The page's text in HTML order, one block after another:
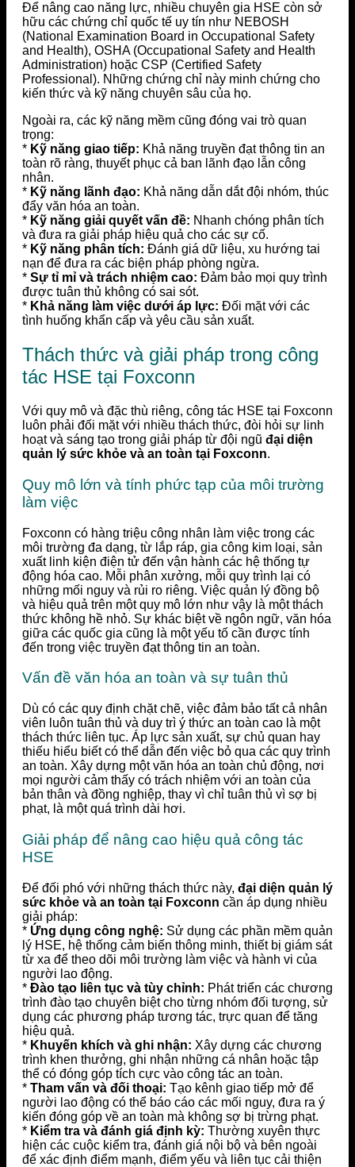
Để nâng cao năng lực, nhiều chuyên gia HSE còn sở
hữu các chứng chỉ quốc tế uy tín như NEBOSH
(National Examination Board in Occupational Safety
and Health), OSHA (Occupational Safety and Health
Administration) hoặc CSP (Certified Safety
Professional). Những chứng chỉ này minh chứng cho
kiến thức và kỹ năng chuyên sâu của họ.
Ngoài ra, các kỹ năng mềm cũng đóng vai trò quan
trọng:
* Kỹ năng giao tiếp: Khả năng truyền đạt thông tin an
toàn rõ ràng, thuyết phục cả ban lãnh đạo lẫn công
nhân.
* Kỹ năng lãnh đạo: Khả năng dẫn dắt đội nhóm, thúc
đẩy văn hóa an toàn.
* Kỹ năng giải quyết vấn đề: Nhanh chóng phân tích
và đưa ra giải pháp hiệu quả cho các sự cố.
* Kỹ năng phân tích: Đánh giá dữ liệu, xu hướng tai
nạn để đưa ra các biện pháp phòng ngừa.
* Sự tỉ mỉ và trách nhiệm cao: Đảm bảo mọi quy trình
được tuân thủ không có sai sót.
* Khả năng làm việc dưới áp lực: Đối mặt với các
tình huống khẩn cấp và yêu cầu sản xuất.
Thách thức và giải pháp trong công
tác HSE tại Foxconn
Với quy mô và đặc thù riêng, công tác HSE tại Foxconn
luôn phải đối mặt với nhiều thách thức, đòi hỏi sự linh
hoạt và sáng tạo trong giải pháp từ đội ngũ đại diện
quản lý sức khỏe và an toàn tại Foxconn.
Quy mô lớn và tính phức tạp của môi trường
làm việc
Foxconn có hàng triệu công nhân làm việc trong các
môi trường đa dạng, từ lắp ráp, gia công kim loại, sản
xuất linh kiện điện tử đến vận hành các hệ thống tự
động hóa cao. Mỗi phân xưởng, mỗi quy trình lại có
những mối nguy và rủi ro riêng. Việc quản lý đồng bộ
và hiệu quả trên một quy mô lớn như vậy là một thách
thức không hề nhỏ. Sự khác biệt về ngôn ngữ, văn hóa
giữa các quốc gia cũng là một yếu tố cần được tính
đến trong việc truyền đạt thông tin an toàn.
Vấn đề văn hóa an toàn và sự tuân thủ
Dù có các quy định chặt chẽ, việc đảm bảo tất cả nhân
viên luôn tuân thủ và duy trì ý thức an toàn cao là một
thách thức liên tục. Áp lực sản xuất, sự chủ quan hay
thiếu hiểu biết có thể dẫn đến việc bỏ qua các quy trình
an toàn. Xây dựng một văn hóa an toàn chủ động, nơi
mọi người cảm thấy có trách nhiệm với an toàn của
bản thân và đồng nghiệp, thay vì chỉ tuân thủ vì sợ bị
phạt, là một quá trình dài hơi.
Giải pháp để nâng cao hiệu quả công tác
HSE
Để đối phó với những thách thức này, đại diện quản lý
sức khỏe và an toàn tại Foxconn cần áp dụng nhiều
giải pháp:
* Ứng dụng công nghệ: Sử dụng các phần mềm quản
lý HSE, hệ thống cảm biến thông minh, thiết bị giám sát
từ xa để theo dõi môi trường làm việc và hành vi của
người lao động.
* Đào tạo liên tục và tùy chỉnh: Phát triển các chương
trình đào tạo chuyên biệt cho từng nhóm đối tượng, sử
dụng các phương pháp tương tác, trực quan để tăng
hiệu quả.
* Khuyến khích và ghi nhận: Xây dựng các chương
trình khen thưởng, ghi nhận những cá nhân hoặc tập
thể có đóng góp tích cực vào công tác an toàn.
* Tham vấn và đối thoại: Tạo kênh giao tiếp mở để
người lao động có thể báo cáo các mối nguy, đưa ra ý
kiến đóng góp về an toàn mà không sợ bị trừng phạt.
* Kiểm tra và đánh giá định kỳ: Thường xuyên thực
hiện các cuộc kiểm tra, đánh giá nội bộ và bên ngoài
để xác định điểm mạnh, điểm yếu và liên tục cải thiện